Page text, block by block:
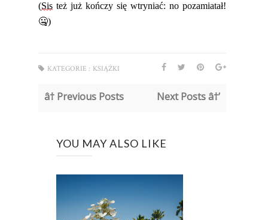
(Sis też już kończy się wtryniać: no pozamiatał!
🤐)
KATEGORIE : KSIĄŻKI
â† Previous Posts Next Posts â†’
YOU MAY ALSO LIKE